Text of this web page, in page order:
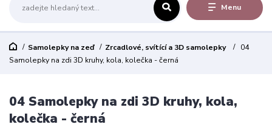
Menu
Samolepky na zeď Zrcadlové, svítící a 3D samolepky
04
Samolepky na zdi 3D kruhy, kola, kolečka - černá
04 Samolepky na zdi 3D kruhy, kola,
kolečka - černá